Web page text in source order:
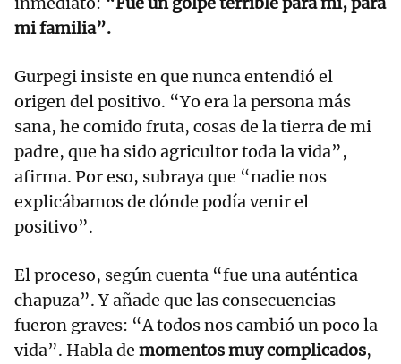
mi familia”.
Gurpegi insiste en que nunca entendió el
origen del positivo. “Yo era la persona más
sana, he comido fruta, cosas de la tierra de mi
padre, que ha sido agricultor toda la vida”,
afirma. Por eso, subraya que “nadie nos
explicábamos de dónde podía venir el
positivo”.
El proceso, según cuenta “fue una auténtica
chapuza”. Y añade que las consecuencias
fueron graves: “A todos nos cambió un poco la
vida”. Habla de momentos muy complicados,